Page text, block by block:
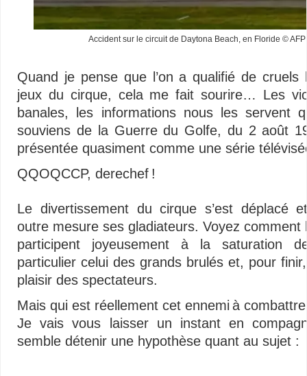
Accident sur le circuit de Daytona Beach, en Floride ©
Quand je pense que l’on a qualifié de cruels
jeux du cirque, cela me fait sourire… Les
banales, les informations nous les servent
souviens de la Guerre du Golfe, du 2 août
présentée quasiment comme une série
QQOQCCP, derechef !
Le divertissement du cirque s’est déplacé
outre mesure ses gladiateurs. Voyez comment
participent joyeusement à la saturation
particulier celui des grands brulés et, pour
plaisir des spectateurs.
Mais qui est réellement cet ennemi à
Je vais vous laisser un instant en
semble détenir une hypothèse quant au sujet :